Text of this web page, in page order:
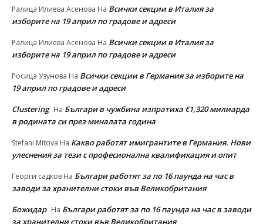
Ралица Илиева Асенова На Всички секции в Италия за
изборите на 19 април по градове и адреси
Ралица Илиева Асенова На Всички секции в Италия за
изборите на 19 април по градове и адреси
Росица Узунова На Всички секции в Германия за изборите на
19 април по градове и адреси
Clustering На Българи в чужбина изпратиха €1,320 милиарда
в родината си през миналата година
Stefani Mitova На Какво работят имигрантите в Германия. Нови
улеснeния за тези с професионална квалификация и опит
Георги садков На Българи работят за по 16 паунда на час в
заводи за хранителни стоки във Великобритания
Божидар На Българи работят за по 16 паунда на час в заводи